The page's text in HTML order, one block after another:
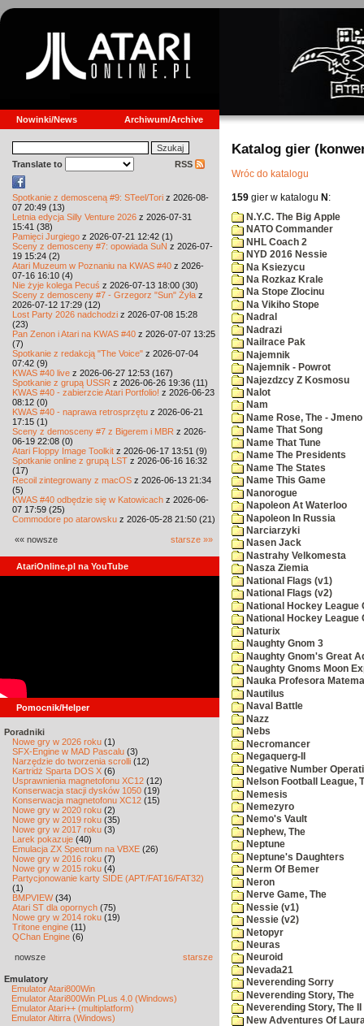
Nowinki/News Archiwum/Archive
Translate to RSS
Spotkanie z demosceną #9: STeel/Tori z 2026-08-
07 20:49 (13)
Letnia edycja Silly Venture 2026 z 2026-07-31
15:41 (38)
Pamięci Jurgiego z 2026-07-21 12:42 (1)
Sceny z demosceny #7: opowiada SuN z 2026-07-
19 15:24 (2)
Atari Muzeum w Poznaniu na KWAS #40 z 2026-
07-16 16:10 (4)
Nie żyje kolega Pecuś z 2026-07-13 18:00 (30)
Sceny z demosceny #7 - Grzegorz "Sun" Żyła z
2026-07-12 17:29 (12)
Lost Party 2026 nadchodzi z 2026-07-08 15:28
(23)
Pan Zenon i Atari na KWAS #40 z 2026-07-07 13:25
(7)
Spotkanie z redakcją "The Voice" z 2026-07-04
07:42 (9)
KWAS #40 live z 2026-06-27 12:53 (167)
Spotkanie z grupą USSR z 2026-06-26 19:36 (11)
KWAS #40 - zabierzcie Atari Portfolio! z 2026-06-23
08:12 (0)
KWAS #40 - naprawa retrosprzętu z 2026-06-21
17:15 (1)
Sceny z demosceny #7 z Bigerem i MBR z 2026-
06-19 22:08 (0)
Atari Floppy Image Toolkit z 2026-06-17 13:51 (9)
Spotkanie online z grupą LST z 2026-06-16 16:32
(17)
Recoil zintegrowany z macOS z 2026-06-13 21:34
(5)
KWAS #40 odbędzie się w Katowicach z 2026-06-
07 17:59 (25)
Commodore po atarowsku z 2026-05-28 21:50 (21)
«« nowsze starsze »»
AtariOnline.pl na YouTube
Pomocnik/Helper
Poradniki
Nowe gry w 2026 roku (1)
SFX-Engine w MAD Pascalu (3)
Narzędzie do tworzenia scrolli (12)
Kartridż Sparta DOS X (6)
Usprawnienia magnetofonu XC12 (12)
Konserwacja stacji dysków 1050 (19)
Konserwacja magnetofonu XC12 (15)
Nowe gry w 2020 roku (2)
Nowe gry w 2019 roku (35)
Nowe gry w 2017 roku (3)
Larek pokazuje (40)
Emulacja ZX Spectrum na VBXE (26)
Nowe gry w 2016 roku (7)
Nowe gry w 2015 roku (4)
Partycjonowanie karty SIDE (APT/FAT16/FAT32)
(1)
BMPVIEW(34)
Atari ST dla opornych (75)
Nowe gry w 2014 roku (19)
Tritone engine (11)
QChan Engine (6)
nowsze starsze
Emulatory
Emulator Atari800Win
Emulator Atari800Win PLus 4.0 (Windows)
Emulator Atari++ (multiplatform)
Emulator Altirra (Windows)
Katalog gier
Wróc do katalogu
159 gier w katalogu N :
N.Y.C. The Big Apple
NATO Commander
NHL Coach 2
NYD 2016 Nessie
Na Ksiezycu
Na Rozkaz Krale
Na Stope Zlocinu
Na Vikiho Stope
Nadral
Nadrazi
Nailrace Pak
Najemnik
Najemnik - Powrot
Najezdzcy Z Kosmosu
Nalot
Nam
Name Rose, The -
Name That Song
Name That Tune
Name The Presidents
Name The States
Name This Game
Nanorogue
Napoleon At Waterloo
Napoleon In Russia
Narciarzyki
Nasen Jack
Nastrahy Velkomesta
Nasza Ziemia
National Flags (v1)
National Flags (v2)
National Hockey League
National Hockey League
Naturix
Naughty Gnom 3
Naughty Gnom's Great
Naughty Gnoms Moon
Nauka Profesora
Nautilus
Naval Battle
Nazz
Nebs
Necromancer
Negaquerg-II
Negative Number
Nelson Football League,
Nemesis
Nemezyro
Nemo's Vault
Nephew, The
Neptune
Neptune's Daughters
Nerm Of Bemer
Neron
Nerve Game, The
Nessie (v1)
Nessie (v2)
Netopyr
Neuras
Neuroid
Nevada21
Neverending Sorry
Neverending Story, The
Neverending Story, The II
New Adventures Of